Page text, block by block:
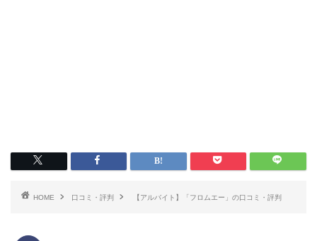
HOME 口コミ・評判 【アルバイト】「フロムエー」の口コミ・評判